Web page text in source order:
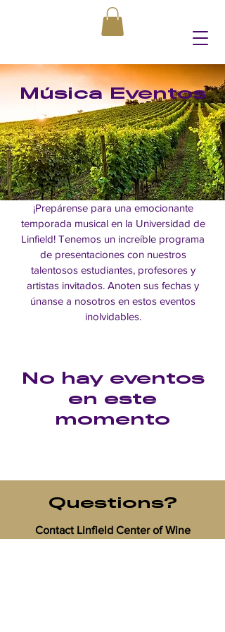
Música Eventos
¡Prepárense para una emocionante
temporada musical en la Universidad de
Linfield! Tenemos un increíble programa
de presentaciones con nuestros
talentosos estudiantes, profesores y
artistas invitados. Anoten sus fechas y
únanse a nosotros en estos eventos
inolvidables.
No hay eventos
en este
momento
Questions?
Contact Linfield Center of Wine